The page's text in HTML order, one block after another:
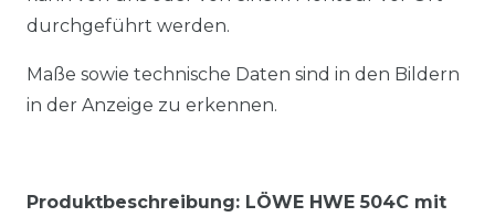
durchgeführt werden.
Maße sowie technische Daten sind in den Bildern
in der Anzeige zu erkennen.
Produktbeschreibung: LÖWE HWE 504C mit